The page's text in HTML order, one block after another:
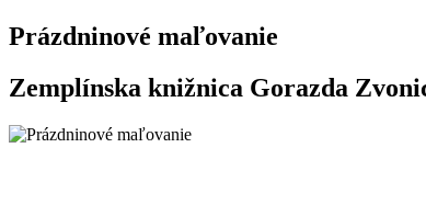
Prázdninové maľovanie
Zemplínska knižnica Gorazda